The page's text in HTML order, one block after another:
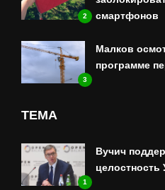
2
смартфонов
3
Малков
программе
ТЕМА
1
Вучич
целостность